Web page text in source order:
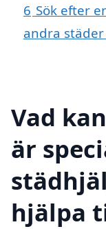
6 Sök efter
andra
Vad
är
hjälpa